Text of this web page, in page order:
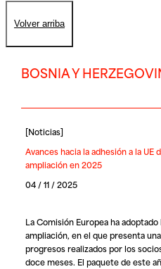
Volver arriba
BOSNIA Y
[Noticias]
Avances hacia la adhesión a la
ampliación en 2025
04 / 11 / 2025
La Comisión Europea ha
ampliación, en el que presenta
progresos realizados por los
doce meses. El paquete de este